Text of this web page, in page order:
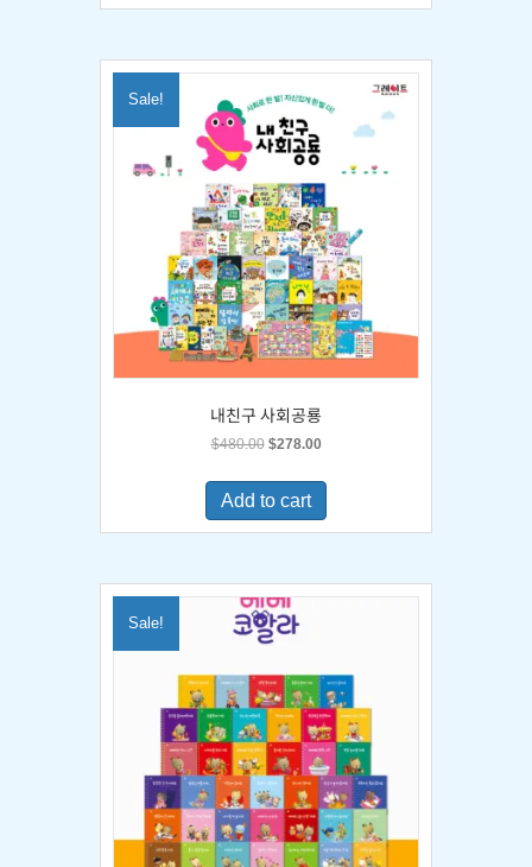
Sale!
내친구 사회공룡
$480.00 Original
was:
$480.00.
$278.00Current
is:
Add to cart
Sale!